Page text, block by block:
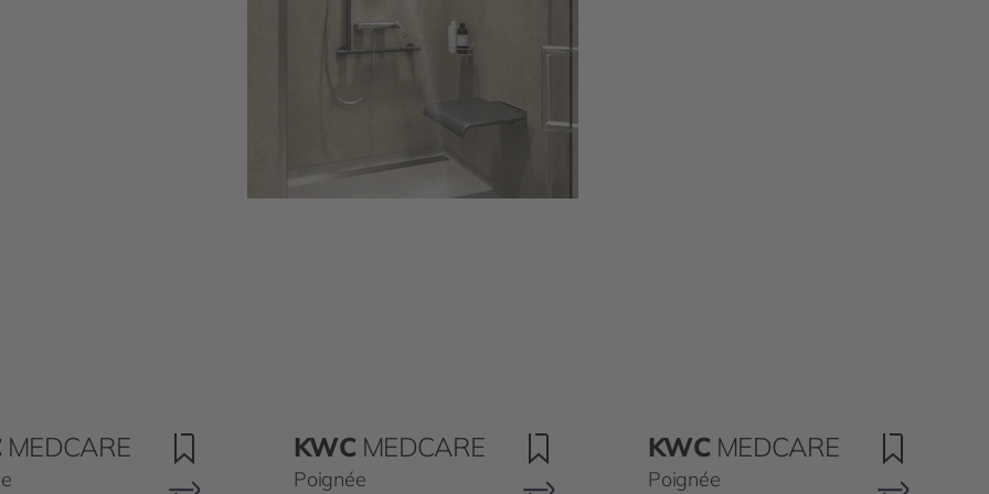
MEDCARE KWC MEDCARE
Poignée
KWC MEDCARE
Poignée